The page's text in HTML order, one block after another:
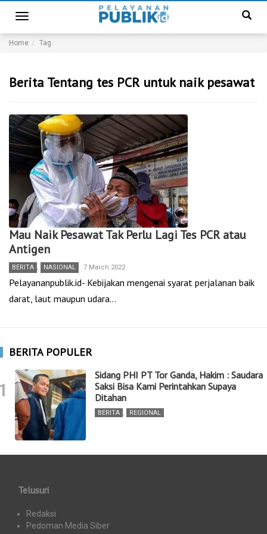
Toggle
navigation
Home Tag
Berita Tentang tes PCR untuk naik pesawat
Mau Naik Pesawat Tak Perlu Lagi Tes PCR atau
Antigen
BERITA , NASIONAL 7 March 2022
Pelayananpublik.id- Kebijakan mengenai syarat perjalanan baik
darat, laut maupun udara…
BERITA POPULER
Sidang PHI PT Tor Ganda, Hakim : Saudara
Saksi Bisa Kami Perintahkan Supaya
Ditahan
BERITA , REGIONAL
Telusuri
Redaksi
Pedoman Media Siber